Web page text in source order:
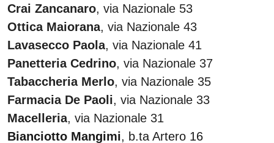
Crai Zancanaro, via Nazionale 53
Ottica Maiorana, via Nazionale 43
Lavasecco Paola, via Nazionale 41
Panetteria Cedrino, via Nazionale 37
Tabaccheria Merlo, via Nazionale 35
Farmacia De Paoli, via Nazionale 33
Macelleria, via Nazionale 31
Bianciotto Mangimi, b.ta Artero 16